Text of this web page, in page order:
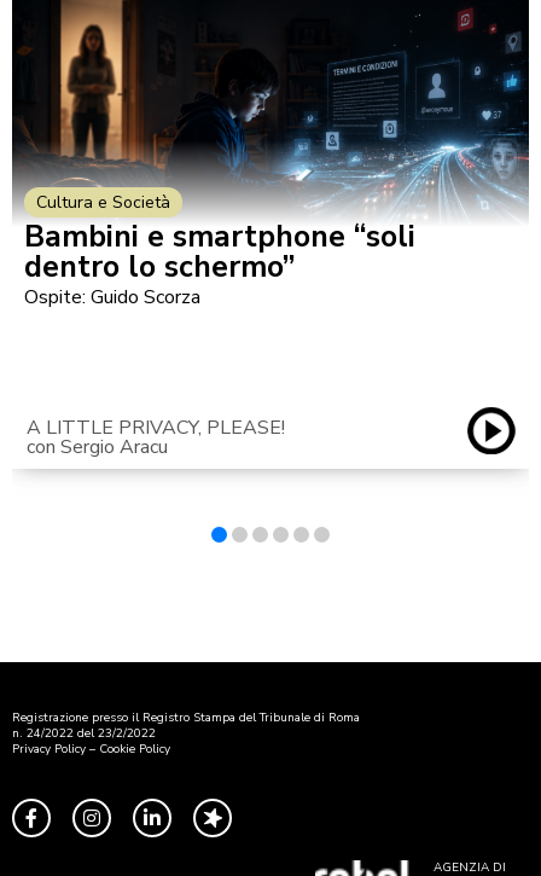
Cultura e Società
Bambini e smartphone “soli
dentro lo schermo”
Ospite: Guido Scorza
A LITTLE PRIVACY, PLEASE!
con Sergio Aracu
Registrazione presso il Registro Stampa del Tribunale di Roma
n. 24/2022 del 23/2/2022
Privacy Policy – Cookie Policy
AGENZIA DI